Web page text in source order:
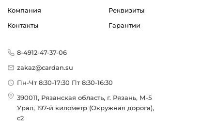
Компания
Реквизиты
Контакты
Гарантии
8-4912-47-37-06
zakaz@cardan.su
Пн-Чт 8:30-17:30 Пт 8:30-16:30
390011, Рязанская область, г. Рязань, М-5
Урал, 197-й километр (Окружная дорога),
с2